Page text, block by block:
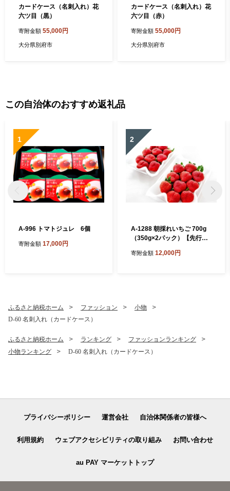
カードケース（名刺入れ）花
六ツ目（黒）
寄附金額 55,000円
大分県別府市
カードケース（名刺入れ）花
六ツ目（赤）
寄附金額 55,000円
大分県別府市
この自治体のおすすめ返礼品
1
A-996 トマトジュレ 6個
寄附金額 17,000円
2
A-1288 朝採れいちご 700g
（350g×2パック）【先行予
イチゴ 700g 2パック 朝採れ
寄附金額 12,000円
ふるさと納税ホーム ファッション
小物
D-60 名刺入れ（カードケース）
ふるさと納税ホーム ランキング
ファッションランキング
小物ランキング
D-60 名刺入れ（カードケース）
プライバシーポリシー 運営会社 自治体関係者の皆様へ
利用規約 ウェブアクセシビリティの取り組み お問い合わせ
au PAY マーケットトップ